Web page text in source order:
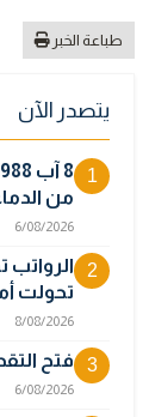
طباعة الخبر
يتصدر الآن
1
من
6/08/2026
2
الرواتب
تحولت
8/08/2026
3 فتح التقديم للدورة
6/08/2026